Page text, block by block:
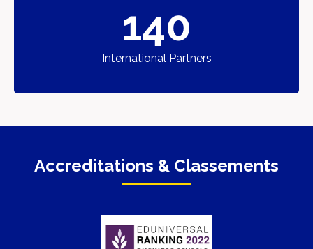
140
International Partners
Accreditations & Classements